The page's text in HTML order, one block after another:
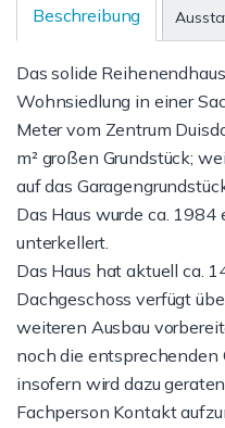
Beschreibung
Das solide
Wohnsiedlung in einer
Meter vom Zentrum
m² großen Grundstück;
auf das
Das Haus wurde ca.
unterkellert.
Das Haus hat aktuell ca.
Dachgeschoss verfügt
weiteren Ausbau
noch die entsprechenden
insofern wird dazu
Fachperson Kontakt